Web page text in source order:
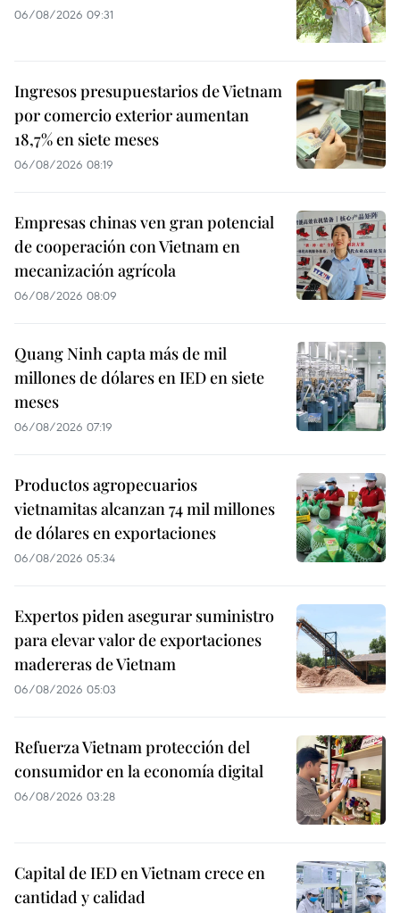
06/08/2026 09:31
Ingresos presupuestarios de Vietnam
por comercio exterior aumentan
18,7% en siete meses
06/08/2026 08:19
Empresas chinas ven gran potencial
de cooperación con Vietnam en
mecanización agrícola
06/08/2026 08:09
Quang Ninh capta más de mil
millones de dólares en IED en siete
meses
06/08/2026 07:19
Productos agropecuarios
vietnamitas alcanzan 74 mil millones
de dólares en exportaciones
06/08/2026 05:34
Expertos piden asegurar suministro
para elevar valor de exportaciones
madereras de Vietnam
06/08/2026 05:03
Refuerza Vietnam protección del
consumidor en la economía digital
06/08/2026 03:28
Capital de IED en Vietnam crece en
cantidad y calidad